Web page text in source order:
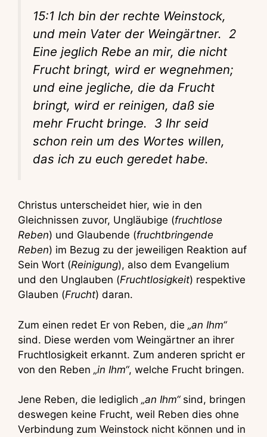
15:1 Ich bin der rechte Weinstock,
und mein Vater der Weingärtner. 2
Eine jeglich Rebe an mir, die nicht
Frucht bringt, wird er wegnehmen;
und eine jegliche, die da Frucht
bringt, wird er reinigen, daß sie
mehr Frucht bringe. 3 Ihr seid
schon rein um des Wortes willen,
das ich zu euch geredet habe.
Christus unterscheidet hier, wie in den
Gleichnissen zuvor, Ungläubige (fruchtlose
Reben) und Glaubende (fruchtbringende
Reben) im Bezug zu der jeweiligen Reaktion auf
Sein Wort (Reinigung), also dem Evangelium
und den Unglauben (Fruchtlosigkeit) respektive
Glauben (Frucht) daran.
Zum einen redet Er von Reben, die „an Ihm“
sind. Diese werden vom Weingärtner an ihrer
Fruchtlosigkeit erkannt. Zum anderen spricht er
von den Reben „in Ihm“, welche Frucht bringen.
Jene Reben, die lediglich „an Ihm“sind, bringen
deswegen keine Frucht, weil Reben dies ohne
Verbindung zum Weinstock nicht können und in